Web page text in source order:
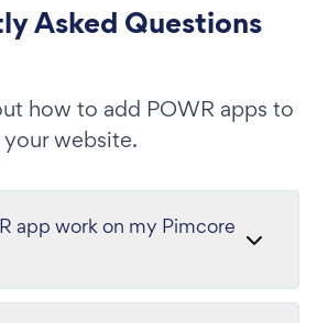
Asked Questions
how to add POWR apps to
your website.
app work on my Pimcore